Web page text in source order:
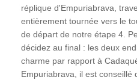
réplique d'Empuriabrava,
entièrement tournée vers le
de départ de notre étape 4.
décidez au final : les deux
charme par rapport à
Empuriabrava, il est conseillé